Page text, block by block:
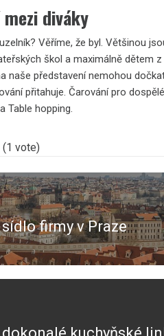
diváky
Věříme, že byl. Většinou
škol a maximálně dětem
naše představení nemohou
přitahuje. Čarování pro
Table hopping.
vote)
firmy v Praze
dokonalé kuchyňské